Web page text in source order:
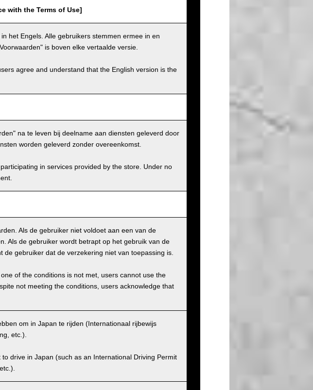
with the Terms of Use]
het Engels. Alle gebruikers stemmen ermee in en
is boven elke vertaalde versie.
agree and understand that the English version is the
na te leven bij deelname aan diensten geleverd door
worden geleverd zonder overeenkomst.
in services provided by the store. Under no
Als de gebruiker niet voldoet aan een van de
Als de gebruiker wordt betrapt op het gebruik van de
gebruiker dat de verzekering niet van toepassing is.
of the conditions is not met, users cannot use the
not meeting the conditions, users acknowledge that
om in Japan te rijden (Internationaal rijbewijs
etc.).
drive in Japan (such as an International Driving Permit